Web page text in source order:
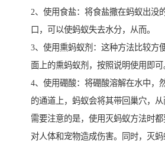
2、使用食盐：将食盐撒在蚂蚁出没
口，可以使蚂蚁失去水分，从而。
3、使用熏蚂蚁剂：这种方法比较方
面上的熏蚂蚁剂，按照说明使用即可
4、使用硼酸：将硼酸溶解在水中，
的通道上，蚂蚁会将其带回巢穴，从
需要注意的是，使用灭蚂蚁方法时
对人体和宠物造成伤害。同时，灭